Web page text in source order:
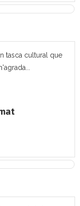
tasca cultural que